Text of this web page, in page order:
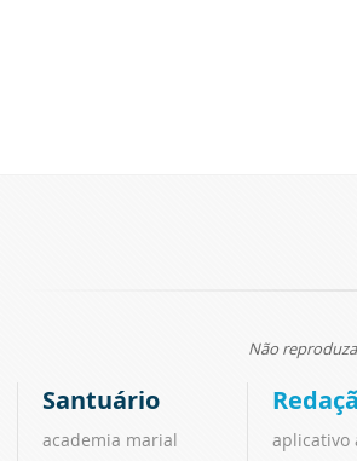
Não
Santuário
academia marial
aplicativo